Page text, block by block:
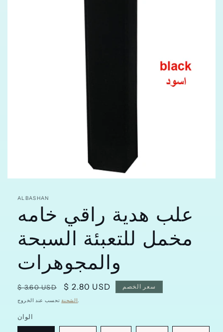
featured
ALBASHAN
علب هدية راقي خامه
مخمل للتعبئة السبحة
والمجوهرات
سعر
عادي
$ 3.60 USD
سعر
البيع
$ 2.80 USD سعر الخصم
الشحنةتحسب عند الخروج.
الوان